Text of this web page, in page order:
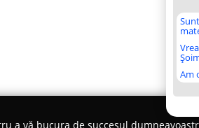
Am
a vă bucura de succesul